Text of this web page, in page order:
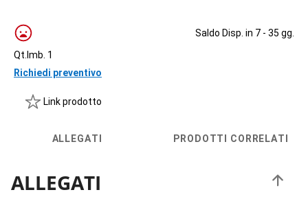
Saldo Disp. in 7 - 35 gg.
Qt.Imb. 1
Richiedi preventivo
Link prodotto
ALLEGATI PRODOTTI CORRELATI
ALLEGATI